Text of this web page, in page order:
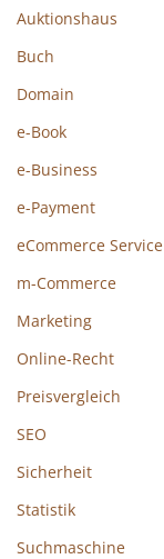
Auktionshaus
Buch
Domain
e-Book
e-Business
e-Payment
eCommerce Service
m-Commerce
Marketing
Online-Recht
Preisvergleich
SEO
Sicherheit
Statistik
Suchmaschine